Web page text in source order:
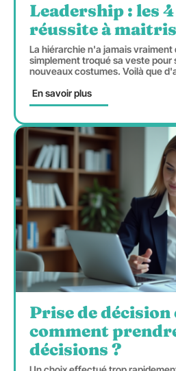
Leadership : les
réussite à
La hiérarchie n'a jamais vraiment
simplement troqué sa veste pour
nouveaux costumes. Voilà que
En savoir plus
Prise de décision
comment
décisions ?